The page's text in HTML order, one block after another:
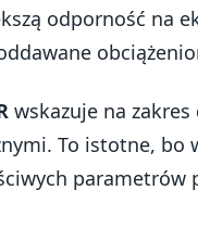
odporność na
wskazuje na
To istotne, bo
parametrów